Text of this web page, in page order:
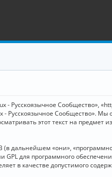
Русскоязычное Сообщество»,
Русскоязычное Сообщество».
этот текст на предмет
«они»,
для программного
в качестве допустимого